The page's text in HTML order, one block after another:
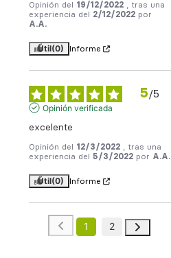
Opinión del 19/12/2022
, tras una
experiencia del
2/12/2022 por
A.A.
Útil(0) Informe
5/5
Opinión verificada
excelente
Opinión del 12/3/2022
, tras una
experiencia del 5/3/2022 por A.A.
Útil(0) Informe
1 2